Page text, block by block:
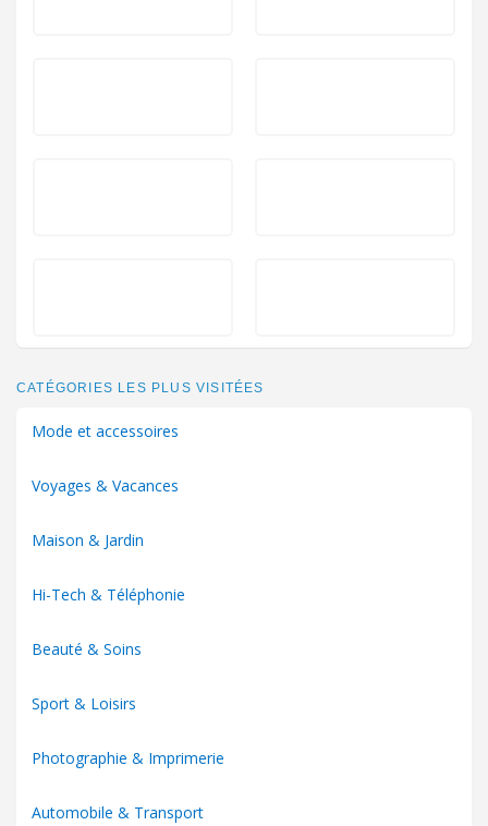
CATÉGORIES LES PLUS VISITÉES
Mode et accessoires
Voyages & Vacances
Maison & Jardin
Hi-Tech & Téléphonie
Beauté & Soins
Sport & Loisirs
Photographie & Imprimerie
Automobile & Transport